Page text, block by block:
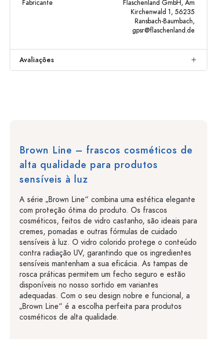
Fabricante
Flaschenland GmbH, Am
Kirchenwald 1, 56235
Ransbach-Baumbach,
gpsr@flaschenland.de
Avaliações
Brown Line – frascos cosméticos de
alta qualidade para produtos
sensíveis à luz
A série „Brown Line“ combina uma estética elegante
com proteção ótima do produto. Os frascos
cosméticos, feitos de vidro castanho, são ideais para
cremes, pomadas e outras fórmulas de cuidado
sensíveis à luz. O vidro colorido protege o conteúdo
contra radiação UV, garantindo que os ingredientes
sensíveis mantenham a sua eficácia. As tampas de
rosca práticas permitem um fecho seguro e estão
disponíveis no nosso sortido em variantes
adequadas. Com o seu design nobre e funcional, a
„Brown Line“ é a escolha perfeita para produtos
cosméticos de alta qualidade.